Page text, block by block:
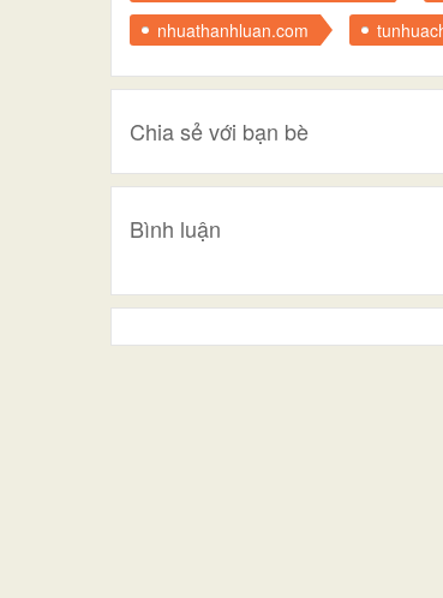
nhuathanhluan.com
Chia sẻ với bạn bè
Bình luận